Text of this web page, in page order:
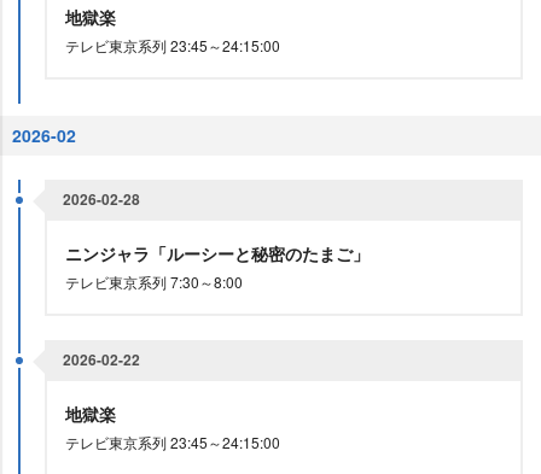
地獄楽
テレビ東京系列 23:45～24:15:00
2026-02
2026-02-28
ニンジャラ「ルーシーと秘密のたまご」
テレビ東京系列 7:30～8:00
2026-02-22
地獄楽
テレビ東京系列 23:45～24:15:00